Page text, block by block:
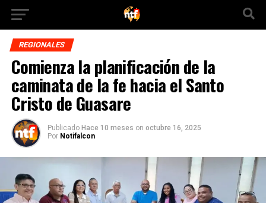
REGIONALES
Comienza la planificación de la
caminata de la fe hacia el Santo
Cristo de Guasare
Publicado Hace 10 meses on octubre 16, 2025
Por Notifalcon